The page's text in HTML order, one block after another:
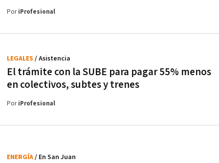
PoriProfesional
El trámite con la SUBE para pagar 55% menos
en colectivos, subtes y trenes
LEGALES / Asistencia
PoriProfesional
ENERGÍA/ En San Juan